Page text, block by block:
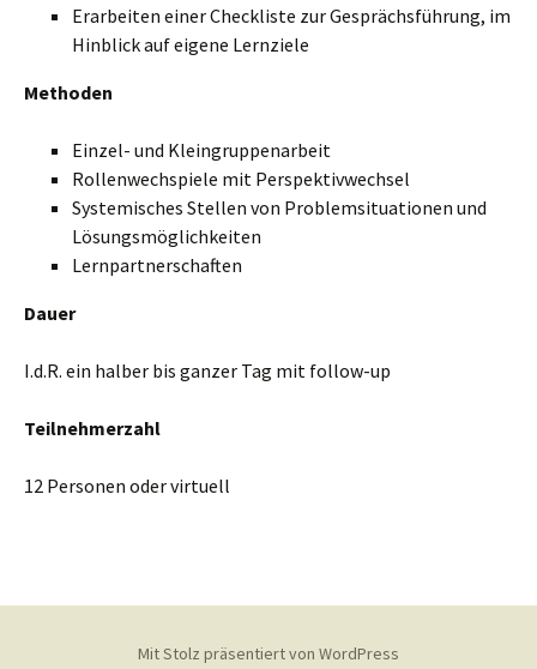
Erarbeiten einer Checkliste zur Gesprächsführung, im
Hinblick auf eigene Lernziele
Methoden
Einzel- und Kleingruppenarbeit
Rollenwechspiele mit Perspektivwechsel
Systemisches Stellen von Problemsituationen und
Lösungsmöglichkeiten
Lernpartnerschaften
Dauer
I.d.R. ein halber bis ganzer Tag mit follow-up
Teilnehmerzahl
12 Personen oder virtuell
Mit Stolz präsentiert von WordPress